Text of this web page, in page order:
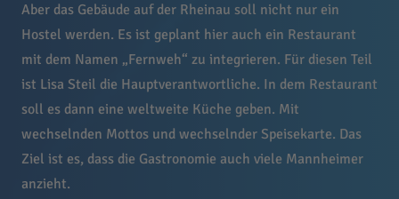
Aber das Gebäude auf der Rheinau soll nicht nur ein
Hostel werden. Es ist geplant hier auch ein Restaurant
mit dem Namen „Fernweh“ zu integrieren. Für diesen Teil
ist Lisa Steil die Hauptverantwortliche. In dem Restaurant
soll es dann eine weltweite Küche geben. Mit
wechselnden Mottos und wechselnder Speisekarte. Das
Ziel ist es, dass die Gastronomie auch viele Mannheimer
anzieht.